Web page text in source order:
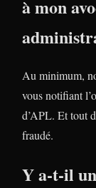
à mon
Au minimum,
vous notifiant
d’APL. Et tout
fraudé.
Y a-t-il